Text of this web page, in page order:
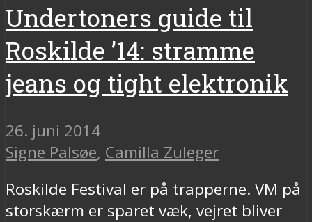
Undertoners guide til
Roskilde ’14: stramme
jeans og tight elektronik
26. juni 2014
Signe Palsøe, Camilla Zuleger
Roskilde Festival er på trapperne. VM på
storskærm er sparet væk, vejret bliver